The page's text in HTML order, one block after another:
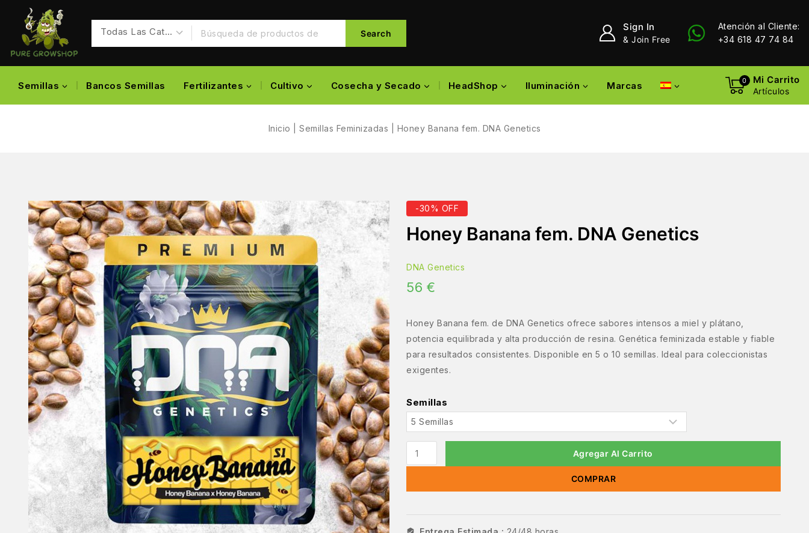
Search
Sign In
& Join Free
Atención al Cliente:
+34 618 47 74 84
Semillas Bancos Semillas Fertilizantes Cultivo Cosecha y Secado HeadShop Iluminación Marcas 0 Mi Carrito
Artículos
Inicio Semillas Feminizadas Honey Banana fem. DNA Genetics
-30% OFF
Honey Banana fem. DNA Genetics
DNA Genetics
56 €
Honey Banana fem. de DNA Genetics ofrece sabores intensos a miel y plátano,
potencia equilibrada y alta producción de resina. Genética feminizada estable y fiable
para resultados consistentes. Disponible en 5 o 10 semillas. Ideal para coleccionistas
exigentes.
Semillas
Agregar Al Carrito
COMPRAR